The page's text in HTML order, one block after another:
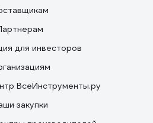
для инвесторов
ВсеИнструменты.ру
закупки